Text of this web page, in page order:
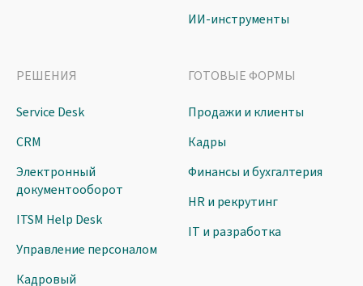
ИИ-инструменты
РЕШЕНИЯ
Service Desk
CRM
Электронный
документооборот
ITSM Help Desk
Управление персоналом
Кадровый
ГОТОВЫЕ ФОРМЫ
Продажи и клиенты
Кадры
Финансы и бухгалтерия
HR и рекрутинг
IT и разработка